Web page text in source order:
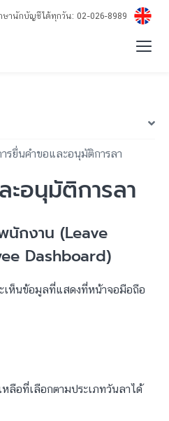
ษานักบัญชีได้ทุกวัน: 02-026-8989
รยื่นคำขอและอนุมัติการลา
ะอนุมัติการลา
นักงาน (Leave
Dashboard)
เห็นข้อมูลที่แสดงที่หน้าจอมือถือ
ลือที่เลือกตามประเภทวันลาได้